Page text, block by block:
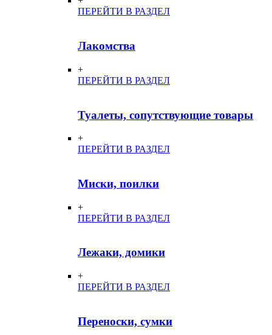
ПЕРЕЙТИ В РАЗДЕЛ
Лакомства
+
ПЕРЕЙТИ В РАЗДЕЛ
Туалеты, сопутствующие товары
+
ПЕРЕЙТИ В РАЗДЕЛ
Миски, поилки
+
ПЕРЕЙТИ В РАЗДЕЛ
Лежаки, домики
+
ПЕРЕЙТИ В РАЗДЕЛ
Переноски, сумки